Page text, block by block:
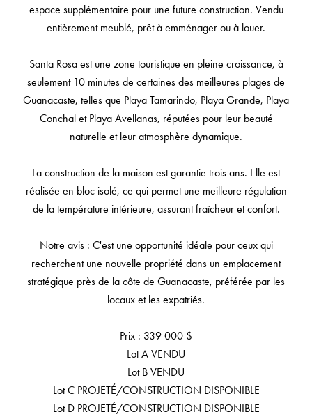
espace supplémentaire pour une future construction. Vendu
entièrement meublé, prêt à emménager ou à louer.
Santa Rosa est une zone touristique en pleine croissance, à
seulement 10 minutes de certaines des meilleures plages de
Guanacaste, telles que Playa Tamarindo, Playa Grande, Playa
Conchal et Playa Avellanas, réputées pour leur beauté
naturelle et leur atmosphère dynamique.
La construction de la maison est garantie trois ans. Elle est
réalisée en bloc isolé, ce qui permet une meilleure régulation
de la température intérieure, assurant fraîcheur et confort.
Notre avis : C'est une opportunité idéale pour ceux qui
recherchent une nouvelle propriété dans un emplacement
stratégique près de la côte de Guanacaste, préférée par les
locaux et les expatriés.
Prix : 339 000 $
Lot A VENDU
Lot B VENDU
Lot C PROJETÉ/CONSTRUCTION DISPONIBLE
Lot D PROJETÉ/CONSTRUCTION DISPONIBLE